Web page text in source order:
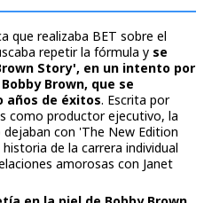
que realizaba BET sobre el
repetir la fórmula y se
Story', en un intento por
Brown, que se
años de éxitos. Escrita por
como productor ejecutivo, la
con 'The New Edition
de la carrera individual
amorosas con Janet